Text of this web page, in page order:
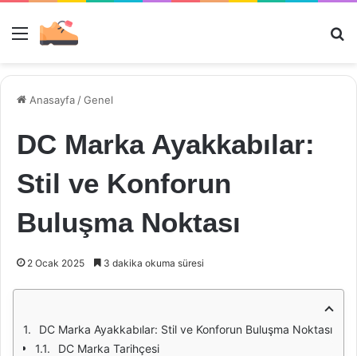
Menü
Anasayfa /Genel
DC Marka Ayakkabılar:
Stil ve Konforun
Buluşma Noktası
2 Ocak 2025 3 dakika okuma süresi
DC Marka Ayakkabılar: Stil ve Konforun Buluşma Noktası
DC Marka Tarihçesi